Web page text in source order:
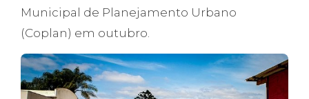
Municipal de Planejamento Urbano
(Coplan) em outubro.